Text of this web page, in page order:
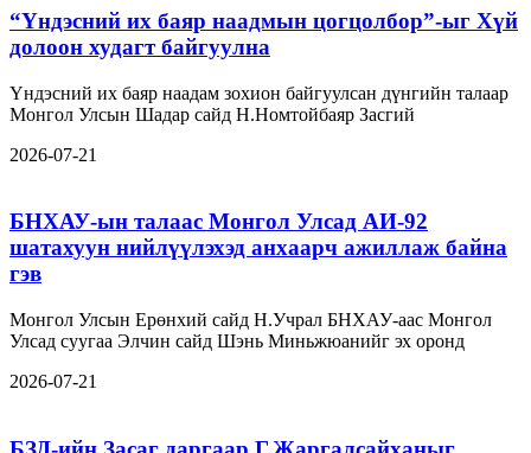
“Үндэсний их баяр наадмын цогцолбор”-ыг Хүй
долоон худагт байгуулна
Үндэсний их баяр наадам зохион байгуулсан дүнгийн талаар
Монгол Улсын Шадар сайд Н.Номтойбаяр Засгий
2026-07-21
БНХАУ-ын талаас Монгол Улсад АИ-92
шатахуун нийлүүлэхэд анхаарч ажиллаж байна
гэв
Монгол Улсын Ерөнхий сайд Н.Учрал БНХАУ-аас Монгол
Улсад суугаа Элчин сайд Шэнь Миньжюанийг эх оронд
2026-07-21